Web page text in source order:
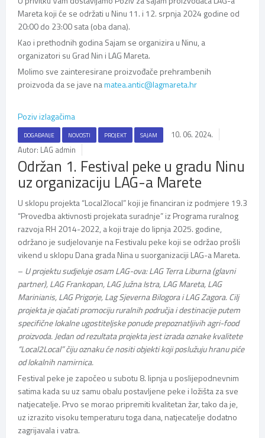
Mareta koji će se održati u Ninu 11. i 12. srpnja 2024 godine od
20:00 do 23:00 sata (oba dana).
Kao i prethodnih godina Sajam se organizira u Ninu, a
organizatori su Grad Nin i LAG Mareta.
Molimo sve zainteresirane proizvođače prehrambenih
proizvoda da se jave namatea.antic@lagmareta.hr
Poziv izlagačima
DOGAĐANJE NOVOSTI PROJEKT SAJAM
10. 06. 2024.
Autor: LAG admin
Održan 1. Festival peke u gradu Ninu
uz organizaciju LAG-a Marete
U sklopu projekta “Local2local” koji je financiran iz podmjere 19.3
“Provedba aktivnosti projekata suradnje” iz Programa ruralnog
razvoja RH 2014-2022, a koji traje do lipnja 2025. godine,
održano je sudjelovanje na Festivalu peke koji se održao prošli
vikend u sklopu Dana grada Nina u suorganizaciji LAG-a Mareta.
– U projektu sudjeluje osam LAG-ova: LAG Terra Liburna (glavni
partner), LAG Frankopan, LAG Južna Istra, LAG Mareta, LAG
Marinianis, LAG Prigorje, Lag Sjeverna Bilogora i LAG Zagora. Cilj
projekta je ojačati promociju ruralnih područja i destinacije putem
specifične lokalne ugostiteljske ponude prepoznatljivih agri-food
proizvoda. Jedan od rezultata projekta jest izrada oznake kvalitete
“Local2Local” čiju oznaku će nositi objekti koji poslužuju hranu piće
od lokalnih namirnica.
Festival peke je započeo u subotu 8. lipnja u poslijepodnevnim
satima kada su uz samu obalu postavljene peke i ložišta za sve
natjecatelje. Prvo se morao pripremiti kvalitetan žar, tako da je,
uz izrazito visoku temperaturu toga dana, natjecatelje dodatno
zagrijavala i vatra.